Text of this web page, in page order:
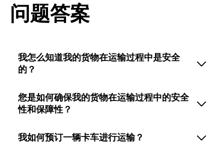
问题答案
我怎么知道我的货物在运输过程中是安全
的？
您是如何确保我的货物在运输过程中的安全
性和保障性？
我如何预订一辆卡车进行运输？